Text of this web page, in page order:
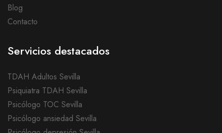
Blog
Contacto
Servicios destacados
TDAH Adultos Sevilla
Psiquiatra TDAH Sevilla
Psicólogo TOC Sevilla
Psicólogo ansiedad Sevilla